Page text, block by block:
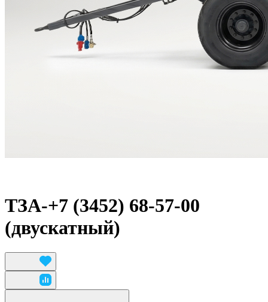
ТЗА-+7 (3452) 68-57-00
(двускатный)